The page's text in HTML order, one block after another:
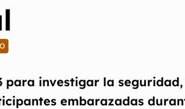
para investigar la
embarazadas